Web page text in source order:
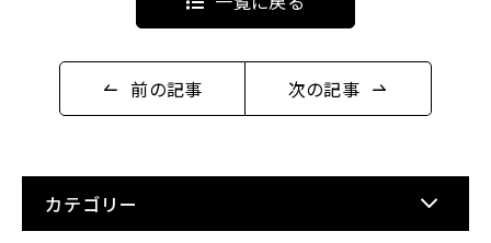
前の記事 次の記事
カテゴリー